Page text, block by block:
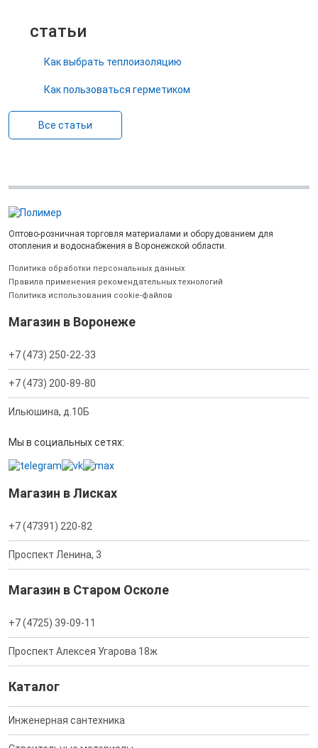
статьи
Как выбрать теплоизоляцию
Как пользоваться герметиком
Все статьи
Оптово-розничная торговля материалами и оборудованием для
отопления и водоснабжения в Воронежской области.
Политика обработки персональных данных
Правила применения рекомендательных технологий
Политика использования cookie-файлов
Магазин в Воронеже
+7 (473) 250-22-33
+7 (473) 200-89-80
Ильюшина, д.10Б
Мы в социальных сетях:
Магазин в Лисках
+7 (47391) 220-82
Проспект Ленина, 3
Магазин в Старом Осколе
+7 (4725) 39-09-11
Проспект Алексея Угарова 18ж
Каталог
Инженерная сантехника